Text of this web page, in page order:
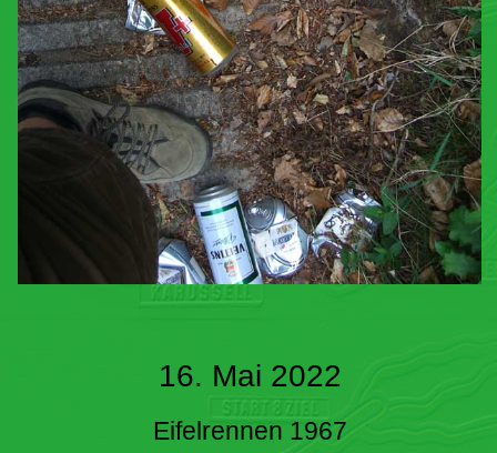
16. Mai 2022
Eifelrennen 1967